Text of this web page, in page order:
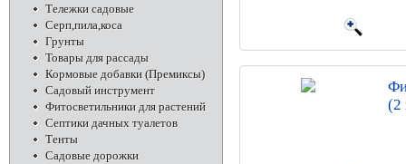
Тележки садовые
Серп,пила,коса
Грунты
Товары для рассады
Кормовые добавки (Премиксы)
Садовый инструмент
Фитосветильники для растений
Септики дачных туалетов
Тенты
Садовые дорожки
(2